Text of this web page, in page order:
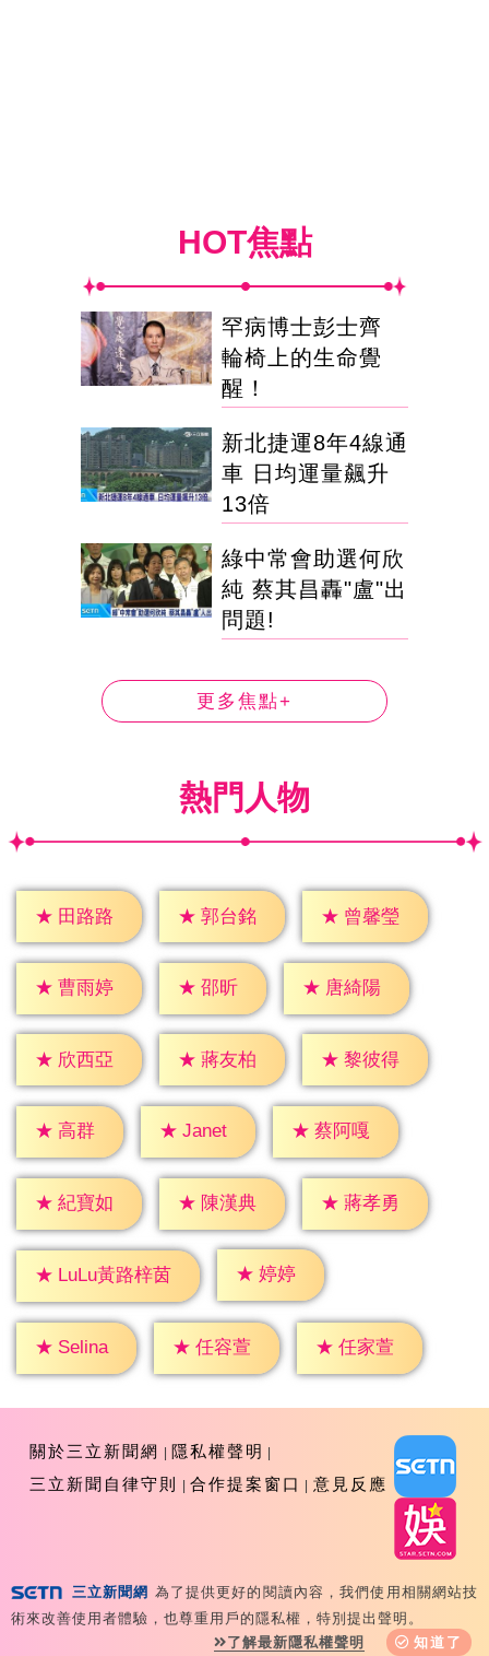
HOT焦點
罕病博士彭士齊
輪椅上的生命覺
醒！
新北捷運8年4線通
車 日均運量飆升
13倍
綠中常會助選何欣
純 蔡其昌轟"盧"出
問題!
更多焦點+
熱門人物
★ 田路路 ★ 郭台銘 ★ 曾馨瑩
★ 曹雨婷 ★ 邵昕 ★ 唐綺陽
★ 欣西亞 ★ 蔣友柏 ★ 黎彼得
★ 高群 ★ Janet ★ 蔡阿嘎
★ 紀寶如 ★ 陳漢典 ★ 蔣孝勇
★ LuLu黃路梓茵 ★ 婷婷
★ Selina ★ 任容萱 ★ 任家萱
關於三立新聞網
隱私權聲明
三立新聞自律守則
合作提案窗口 意見反應
Copyright ©2026 Sanlih E-Television All Rights
Reserved 版權所有 盜用必究 台北市內湖區舊宗路一段159
三立新聞網 為了提供更好的閱讀內容，我們使用相關網站技
術來改善使用者體驗，也尊重用戶的隱私權，特別提出聲明。
了解最新隱私權聲明
知道了